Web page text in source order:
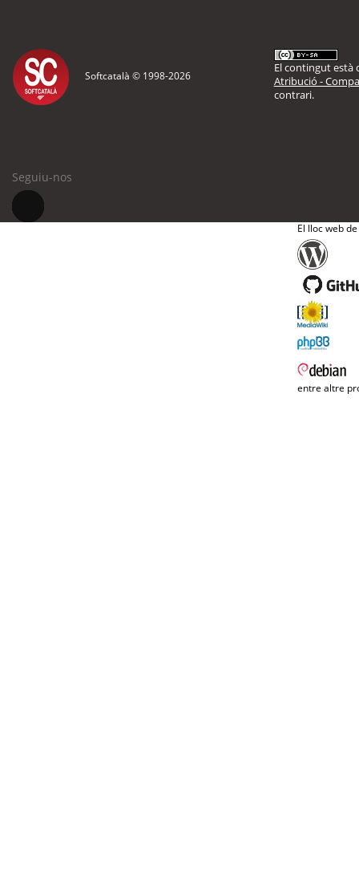
Softcatalà © 1998-2026
El contingut està
Atribució -
contrari.
Seguiu-nos
El lloc web
entre altre